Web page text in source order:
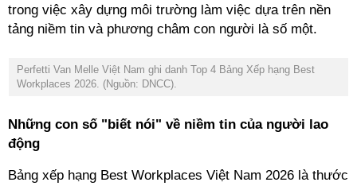
trong việc xây dựng môi trường làm việc dựa trên nền
tảng niềm tin và phương châm con người là số một.
Perfetti Van Melle Việt Nam ghi danh Top 4 Bảng Xếp hạng Best
Workplaces 2026. (Nguồn: DNCC).
Những con số "biết nói" về niềm tin của người lao
động
Bảng xếp hạng Best Workplaces Việt Nam 2026 là thước